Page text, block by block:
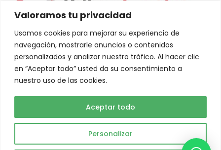
Valoramos tu privacidad
Usamos cookies para mejorar su experiencia de
navegación, mostrarle anuncios o contenidos
personalizados y analizar nuestro tráfico. Al hacer clic
en “Aceptar todo” usted da su consentimiento a
nuestro uso de las cookies.
Personalizar
Aceptar todo
NextGeneration EU
Abuelo Actual © 2023. Todos los derechos reservados.